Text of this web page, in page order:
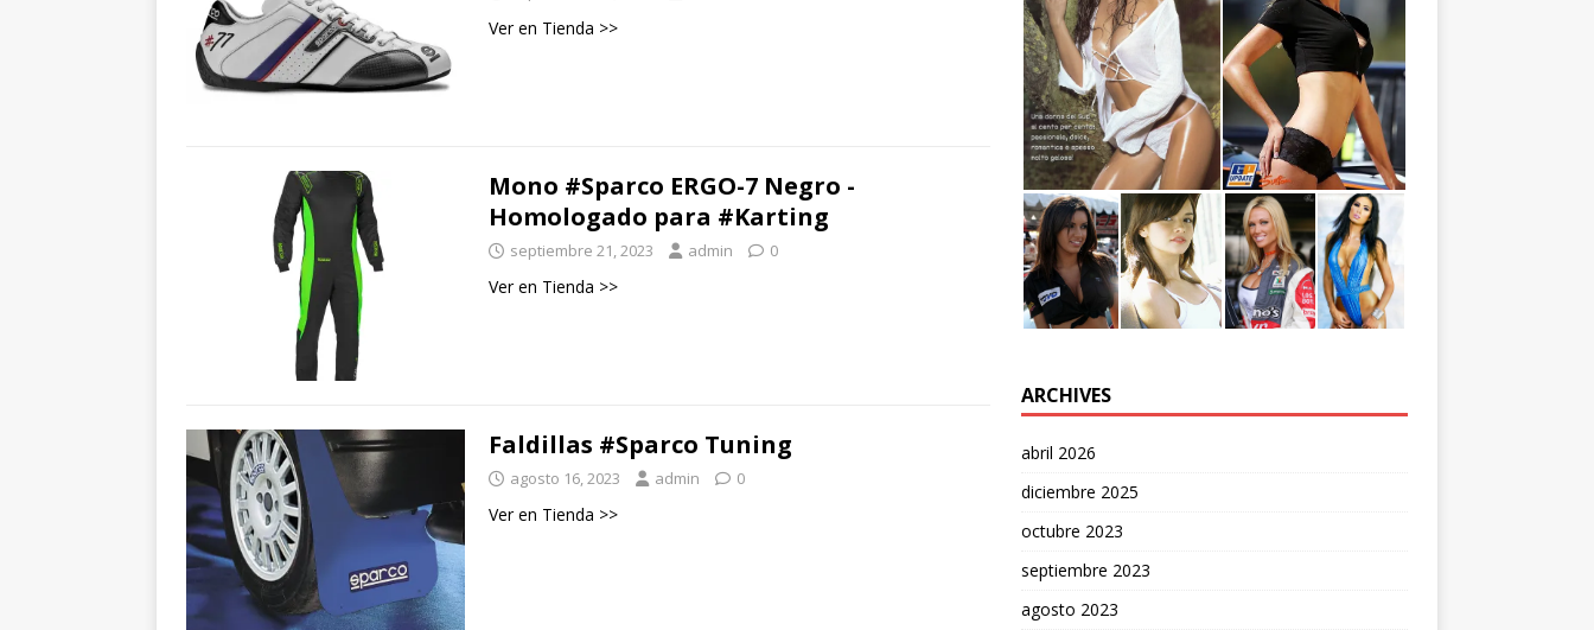
Ver en Tienda >>
Mono #Sparco ERGO-7 Negro -
Homologado para #Karting
septiembre 21, 2023 admin 0
Ver en Tienda >>
Faldillas #Sparco Tuning
agosto 16, 2023 admin 0
Ver en Tienda >>
ARCHIVES
abril 2026
diciembre 2025
octubre 2023
septiembre 2023
agosto 2023